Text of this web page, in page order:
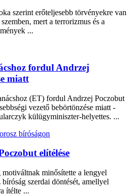
szerint erőteljesebb törvényekre van
mert a terrorizmus és a
...
fordul Andrzej
miatt
(ET) fordul Andrzej Poczobut
vezető bebörtönzése miatt -
külügyminiszter-helyettes. ...
elítélése
minősítette a lengyel
szerdai döntését, amellyel
ítélte ...